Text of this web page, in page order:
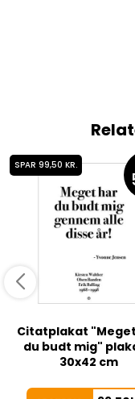
SPAR 99,50 KR.
Citatplakat
du budt mig"
30x42 cm